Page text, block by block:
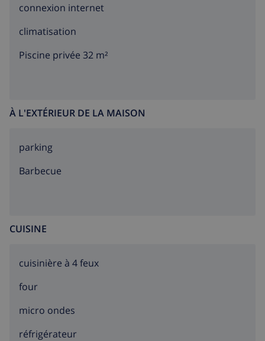
connexion internet
climatisation
Piscine privée 32 m²
À L'EXTÉRIEUR DE LA MAISON
parking
barbecue
CUISINE
cuisinière à 4 feux
four
micro ondes
réfrigérateur